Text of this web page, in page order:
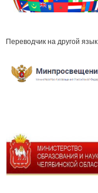
Переводчик на другой язык